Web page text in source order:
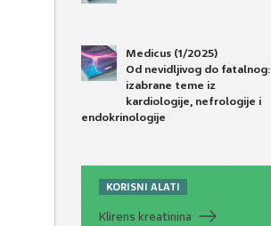
Medicus (1/2025)
Od nevidljivog do fatalnog:
izabrane teme iz
kardiologije, nefrologije i
endokrinologije
KORISNI ALATI
Klirens kreatinina